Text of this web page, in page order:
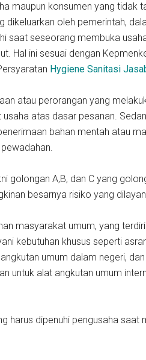
maupun konsumen yang tidak
oleh pemerintah,
saat seseorang membuka
Hal ini sesuai dengan
Hygiene Sanitasi
atau perorangan yang
atas dasar pesanan.
bahan mentah atau
golongan A,B, dan C yang
besarnya risiko yang
masyarakat umum, yang terdiri
kebutuhan khusus seperti
umum dalam negeri,
untuk alat angkutan umum
harus dipenuhi pengusaha saat